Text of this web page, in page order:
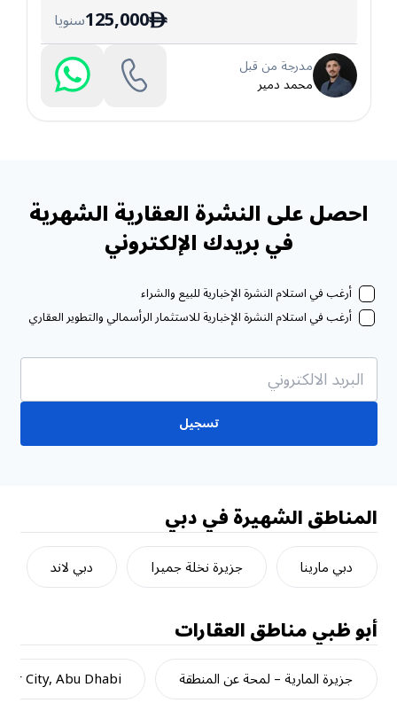
ê
125,000سنويا
مدرجة من قبل
محمد دمير
احصل على النشرة العقارية الشهرية
في بريدك الإلكتروني
أرغب في استلام النشرة الإخبارية للبيع والشراء
أرغب في استلام النشرة الإخبارية للاستثمار الرأسمالي والتطوير العقاري
تسجيل
المناطق الشهيرة في دبي
دبي مارينا جزيرة نخلة جميرا دبي لاند
أبو ظبيمناطق العقارات
جزيرة المارية – لمحة عن المنطقة City, Abu Dhabi